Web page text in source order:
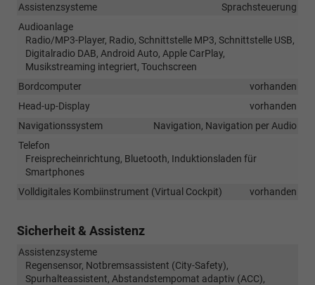
Assistenzsysteme
Sprachsteuerung
Audioanlage
Radio/MP3-Player, Radio, Schnittstelle MP3, Schnittstelle USB,
Digitalradio DAB, Android Auto, Apple CarPlay,
Musikstreaming integriert, Touchscreen
Bordcomputer
vorhanden
Head-up-Display
vorhanden
Navigationssystem
Navigation, Navigation per Audio
Telefon
Freisprecheinrichtung, Bluetooth, Induktionsladen für
Smartphones
Volldigitales Kombiinstrument (Virtual Cockpit)
vorhanden
Sicherheit & Assistenz
Assistenzsysteme
Regensensor, Notbremsassistent (City-Safety),
Spurhalteassistent, Abstandstempomat adaptiv (ACC),